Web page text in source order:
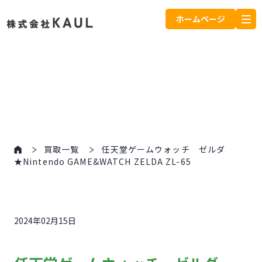
ホームページ
買取一覧
任天堂ゲームウォッチ ゼルダ
★Nintendo GAME&WATCH ZELDA ZL-65
2024年02月15日